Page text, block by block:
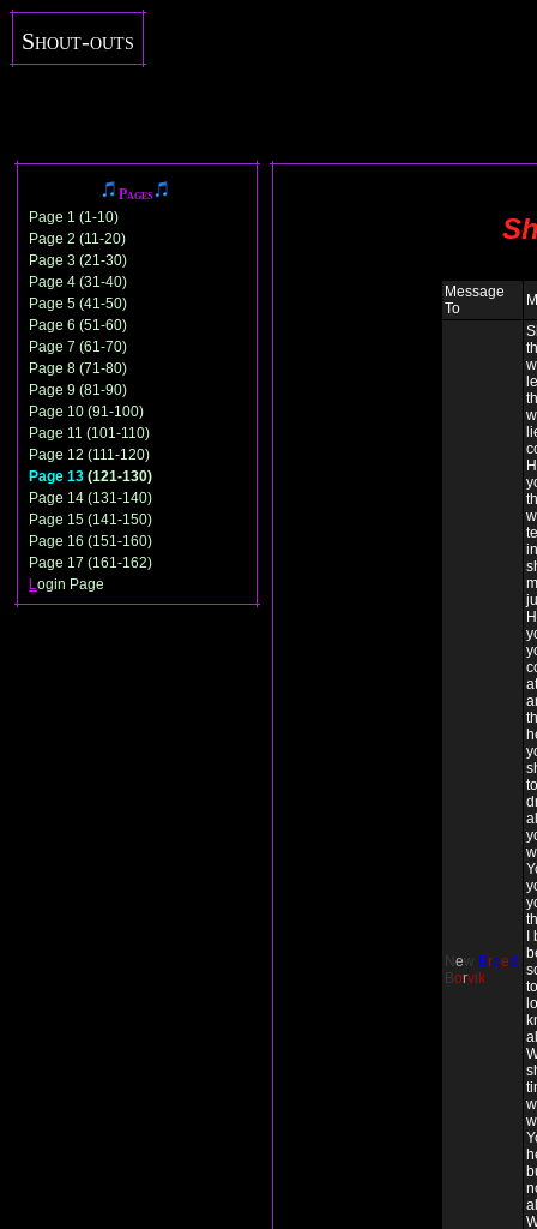
Shout-outs
Pages
Page 1 (1-10)
Page 2 (11-20)
Page 3 (21-30)
Page 4 (31-40)
Page 5 (41-50)
Page 6 (51-60)
Page 7 (61-70)
Page 8 (71-80)
Page 9 (81-90)
Page 10 (91-100)
Page 11 (101-110)
Page 12 (111-120)
Page 13 (121-130)
Page 14 (131-140)
Page 15 (141-150)
Page 16 (151-160)
Page 17 (161-162)
Login Page
Message
To
N ew Breed
B orvi k